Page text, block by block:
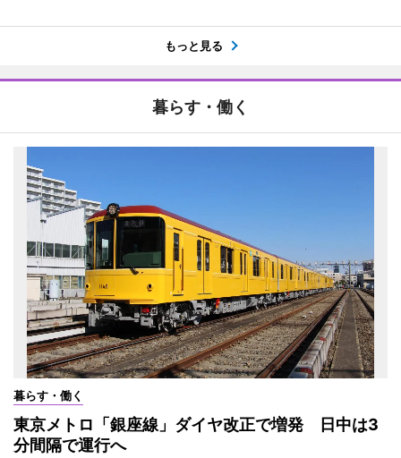
もっと見る
暮らす・働く
暮らす・働く
東京メトロ「銀座線」ダイヤ改正で増発 日中は3
分間隔で運行へ